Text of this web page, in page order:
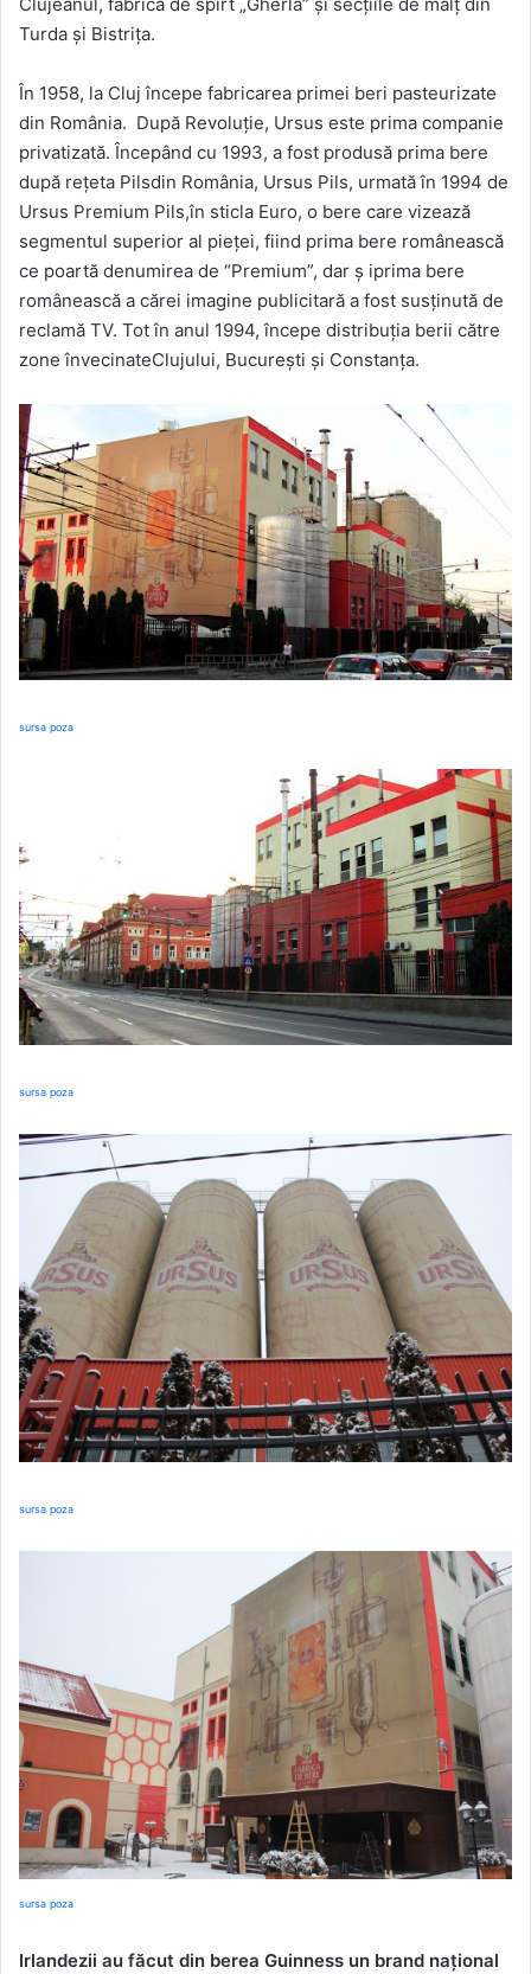
Turda și Bistrița.
În 1958, la Cluj începe fabricarea primei beri pasteurizate
din România. După Revoluție, Ursus este prima companie
privatizată. Începând cu 1993, a fost produsă prima bere
după reţeta Pilsdin România, Ursus Pils, urmată în 1994 de
Ursus Premium Pils,în sticla Euro, o bere care vizează
segmentul superior al pieţei, fiind prima bere românească
ce poartă denumirea de “Premium”, dar ş iprima bere
românească a cărei imagine publicitară a fost susţinută de
reclamă TV. Tot în anul 1994, începe distribuţia berii către
zone învecinateClujului, București și Constanța.
sursa poza
sursa poza
sursa poza
sursa poza
Irlandezii au făcut din berea Guinness un brand naţional